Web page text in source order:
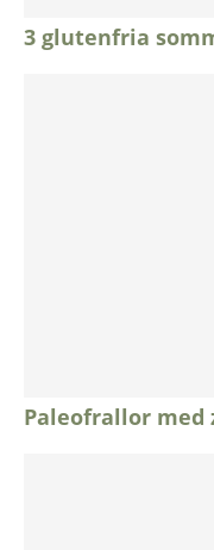
3 glutenfria
Paleofrallor med